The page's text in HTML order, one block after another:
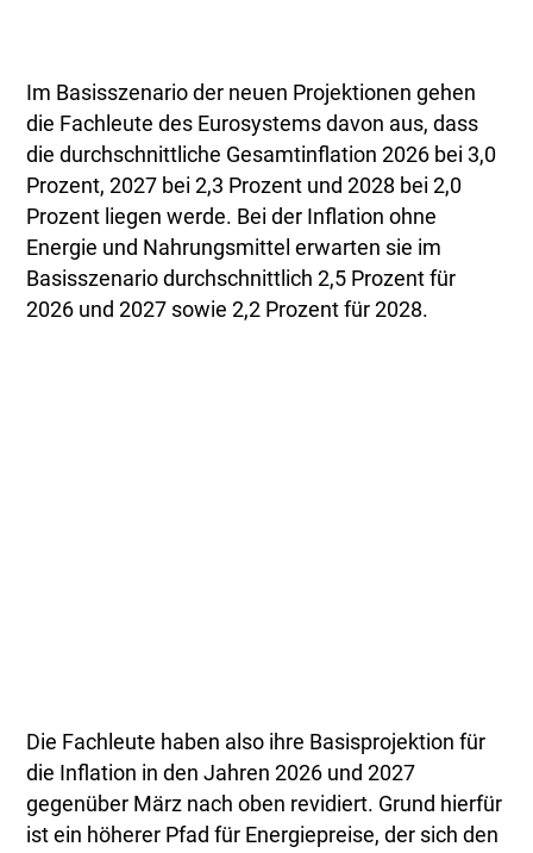
Im Basisszenario der neuen Projektionen gehen
die Fachleute des Eurosystems davon aus, dass
die durchschnittliche Gesamtinflation 2026 bei 3,0
Prozent, 2027 bei 2,3 Prozent und 2028 bei 2,0
Prozent liegen werde. Bei der Inflation ohne
Energie und Nahrungsmittel erwarten sie im
Basisszenario durchschnittlich 2,5 Prozent für
2026 und 2027 sowie 2,2 Prozent für 2028.
Die Fachleute haben also ihre Basisprojektion für
die Inflation in den Jahren 2026 und 2027
gegenüber März nach oben revidiert. Grund hierfür
ist ein höherer Pfad für Energiepreise, der sich den